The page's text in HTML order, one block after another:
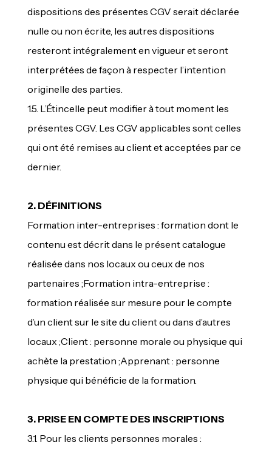
dispositions des présentes CGV serait déclarée
nulle ou non écrite, les autres dispositions
resteront intégralement en vigueur et seront
interprétées de façon à respecter l’intention
originelle des parties.
1.5. L’Étincelle peut modifier à tout moment les
présentes CGV. Les CGV applicables sont celles
qui ont été remises au client et acceptées par ce
dernier.
2. DÉFINITIONS
Formation inter-entreprises : formation dont le
contenu est décrit dans le présent catalogue
réalisée dans nos locaux ou ceux de nos
partenaires ;Formation intra-entreprise :
formation réalisée sur mesure pour le compte
d’un client sur le site du client ou dans d’autres
locaux ;Client : personne morale ou physique qui
achète la prestation ;Apprenant : personne
physique qui bénéficie de la formation.
3. PRISE EN COMPTE DES INSCRIPTIONS
3.1. Pour les clients personnes morales :